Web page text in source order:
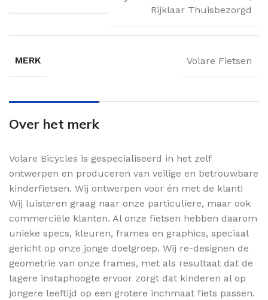
Rijklaar Thuisbezorgd
MERK Volare Fietsen
Over het merk
Volare Bicycles is gespecialiseerd in het zelf
ontwerpen en produceren van veilige en betrouwbare
kinderfietsen. Wij ontwerpen voor én met de klant!
Wij luisteren graag naar onze particuliere, maar ook
commerciële klanten. Al onze fietsen hebben daarom
unieke specs, kleuren, frames en graphics, speciaal
gericht op onze jonge doelgroep. Wij re-designen de
geometrie van onze frames, met als resultaat dat de
lagere instaphoogte ervoor zorgt dat kinderen al op
jongere leeftijd op een grotere inchmaat fiets passen.